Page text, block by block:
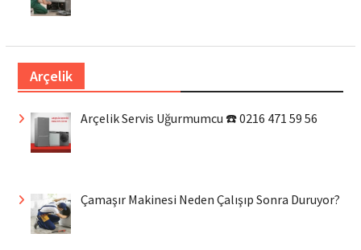
Arçelik
Arçelik Servis Uğurmumcu ☎️ 0216 471 59 56
Çamaşır Makinesi Neden Çalışıp Sonra Duruyor?